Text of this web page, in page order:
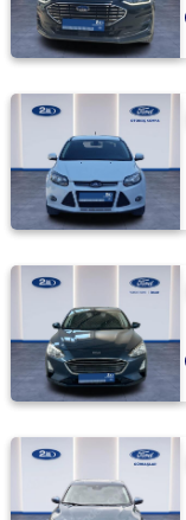
POWERSHIFT
1.5 TDCI
Stil
TDCI
TREND
X
1.5 TDCi
1.5 TDCi
Titanium
PWS
MCA 120
BG 1499
CC
1.5 TDCi
Titanium
1.5 TI-VCT
TITANIUM